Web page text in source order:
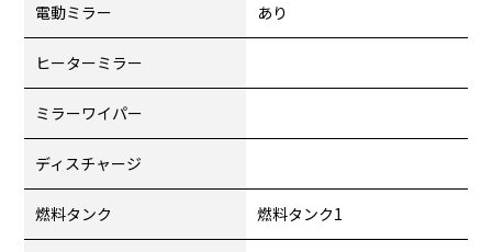
電動ミラー あり
ヒーターミラー
ミラーワイパー
ディスチャージ
燃料タンク 燃料タンク1